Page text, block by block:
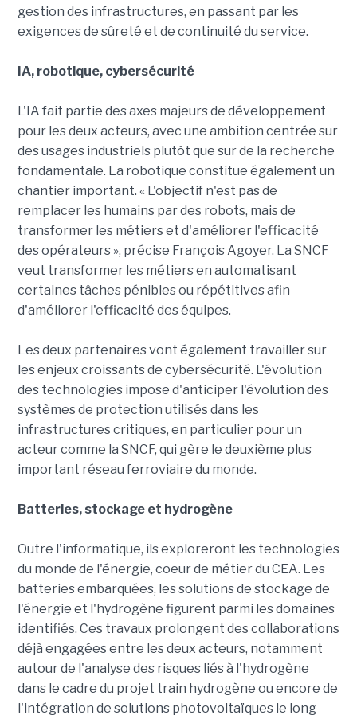
gestion des infrastructures, en passant par les
exigences de sûreté et de continuité du service.
IA, robotique, cybersécurité
L'IA fait partie des axes majeurs de développement
pour les deux acteurs, avec une ambition centrée sur
des usages industriels plutôt que sur de la recherche
fondamentale. La robotique constitue également un
chantier important. « L'objectif n'est pas de
remplacer les humains par des robots, mais de
transformer les métiers et d'améliorer l'efficacité
des opérateurs », précise François Agoyer. La SNCF
veut transformer les métiers en automatisant
certaines tâches pénibles ou répétitives afin
d'améliorer l'efficacité des équipes.
Les deux partenaires vont également travailler sur
les enjeux croissants de cybersécurité. L'évolution
des technologies impose d'anticiper l'évolution des
systèmes de protection utilisés dans les
infrastructures critiques, en particulier pour un
acteur comme la SNCF, qui gère le deuxième plus
important réseau ferroviaire du monde.
Batteries, stockage et hydrogène
Outre l'informatique, ils exploreront les technologies
du monde de l'énergie, coeur de métier du CEA. Les
batteries embarquées, les solutions de stockage de
l'énergie et l'hydrogène figurent parmi les domaines
identifiés. Ces travaux prolongent des collaborations
déjà engagées entre les deux acteurs, notamment
autour de l'analyse des risques liés à l'hydrogène
dans le cadre du projet train hydrogène ou encore de
l'intégration de solutions photovoltaïques le long